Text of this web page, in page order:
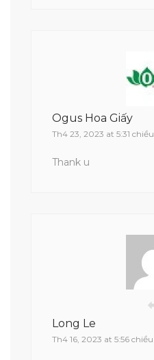
Ogus Hoa Giấy
Th4 23, 2023 at 5:31 chiều
Thank u
Long Le
Th4 16, 2023 at 5:56 chiều